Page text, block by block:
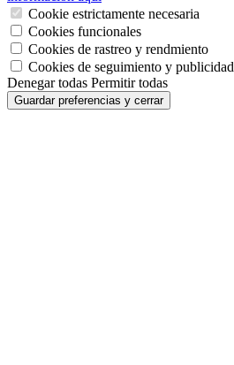
Cookie estrictamente necesaria
Cookies funcionales
Cookies de rastreo y rendmiento
Cookies de seguimiento y publicidad
Denegar todas Permitir todas
Guardar preferencias y cerrar